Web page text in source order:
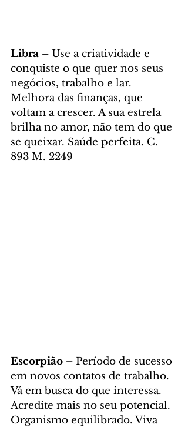
Libra – Use a criatividade e
conquiste o que quer nos seus
negócios, trabalho e lar.
Melhora das finanças, que
voltam a crescer. A sua estrela
brilha no amor, não tem do que
se queixar. Saúde perfeita. C.
893 M. 2249
Escorpião – Período de sucesso
em novos contatos de trabalho.
Vá em busca do que interessa.
Acredite mais no seu potencial.
Organismo equilibrado. Viva